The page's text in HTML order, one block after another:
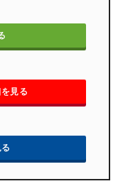
見る